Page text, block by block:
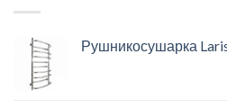
Рушникосушарка